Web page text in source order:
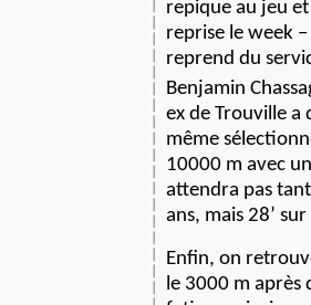
repique au jeu
reprise le week
reprend du
Benjamin
ex de Trouville a
même
10000 m avec
attendra pas
ans, mais 28’
Enfin, on
le 3000 m après